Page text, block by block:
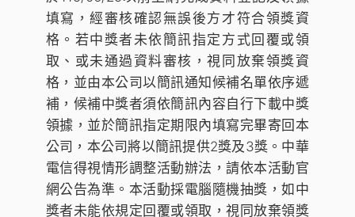
填寫，經審核確認無誤後方才符合領獎資
格。若中獎者未依簡訊指定方式回覆或領
取、或未通過資料審核，視同放棄領獎資
格，並由本公司以簡訊通知候補名單依序遞
補，候補中獎者須依簡訊內容自行下載中獎
領據，並於簡訊指定期限內填寫完畢寄回本
公司，本公司將以簡訊提供2獎及3獎。中華
電信得視情形調整活動辦法，請依本活動官
網公告為準。本活動採電腦隨機抽獎，如中
獎者未能依規定回覆或領取，視同放棄領獎